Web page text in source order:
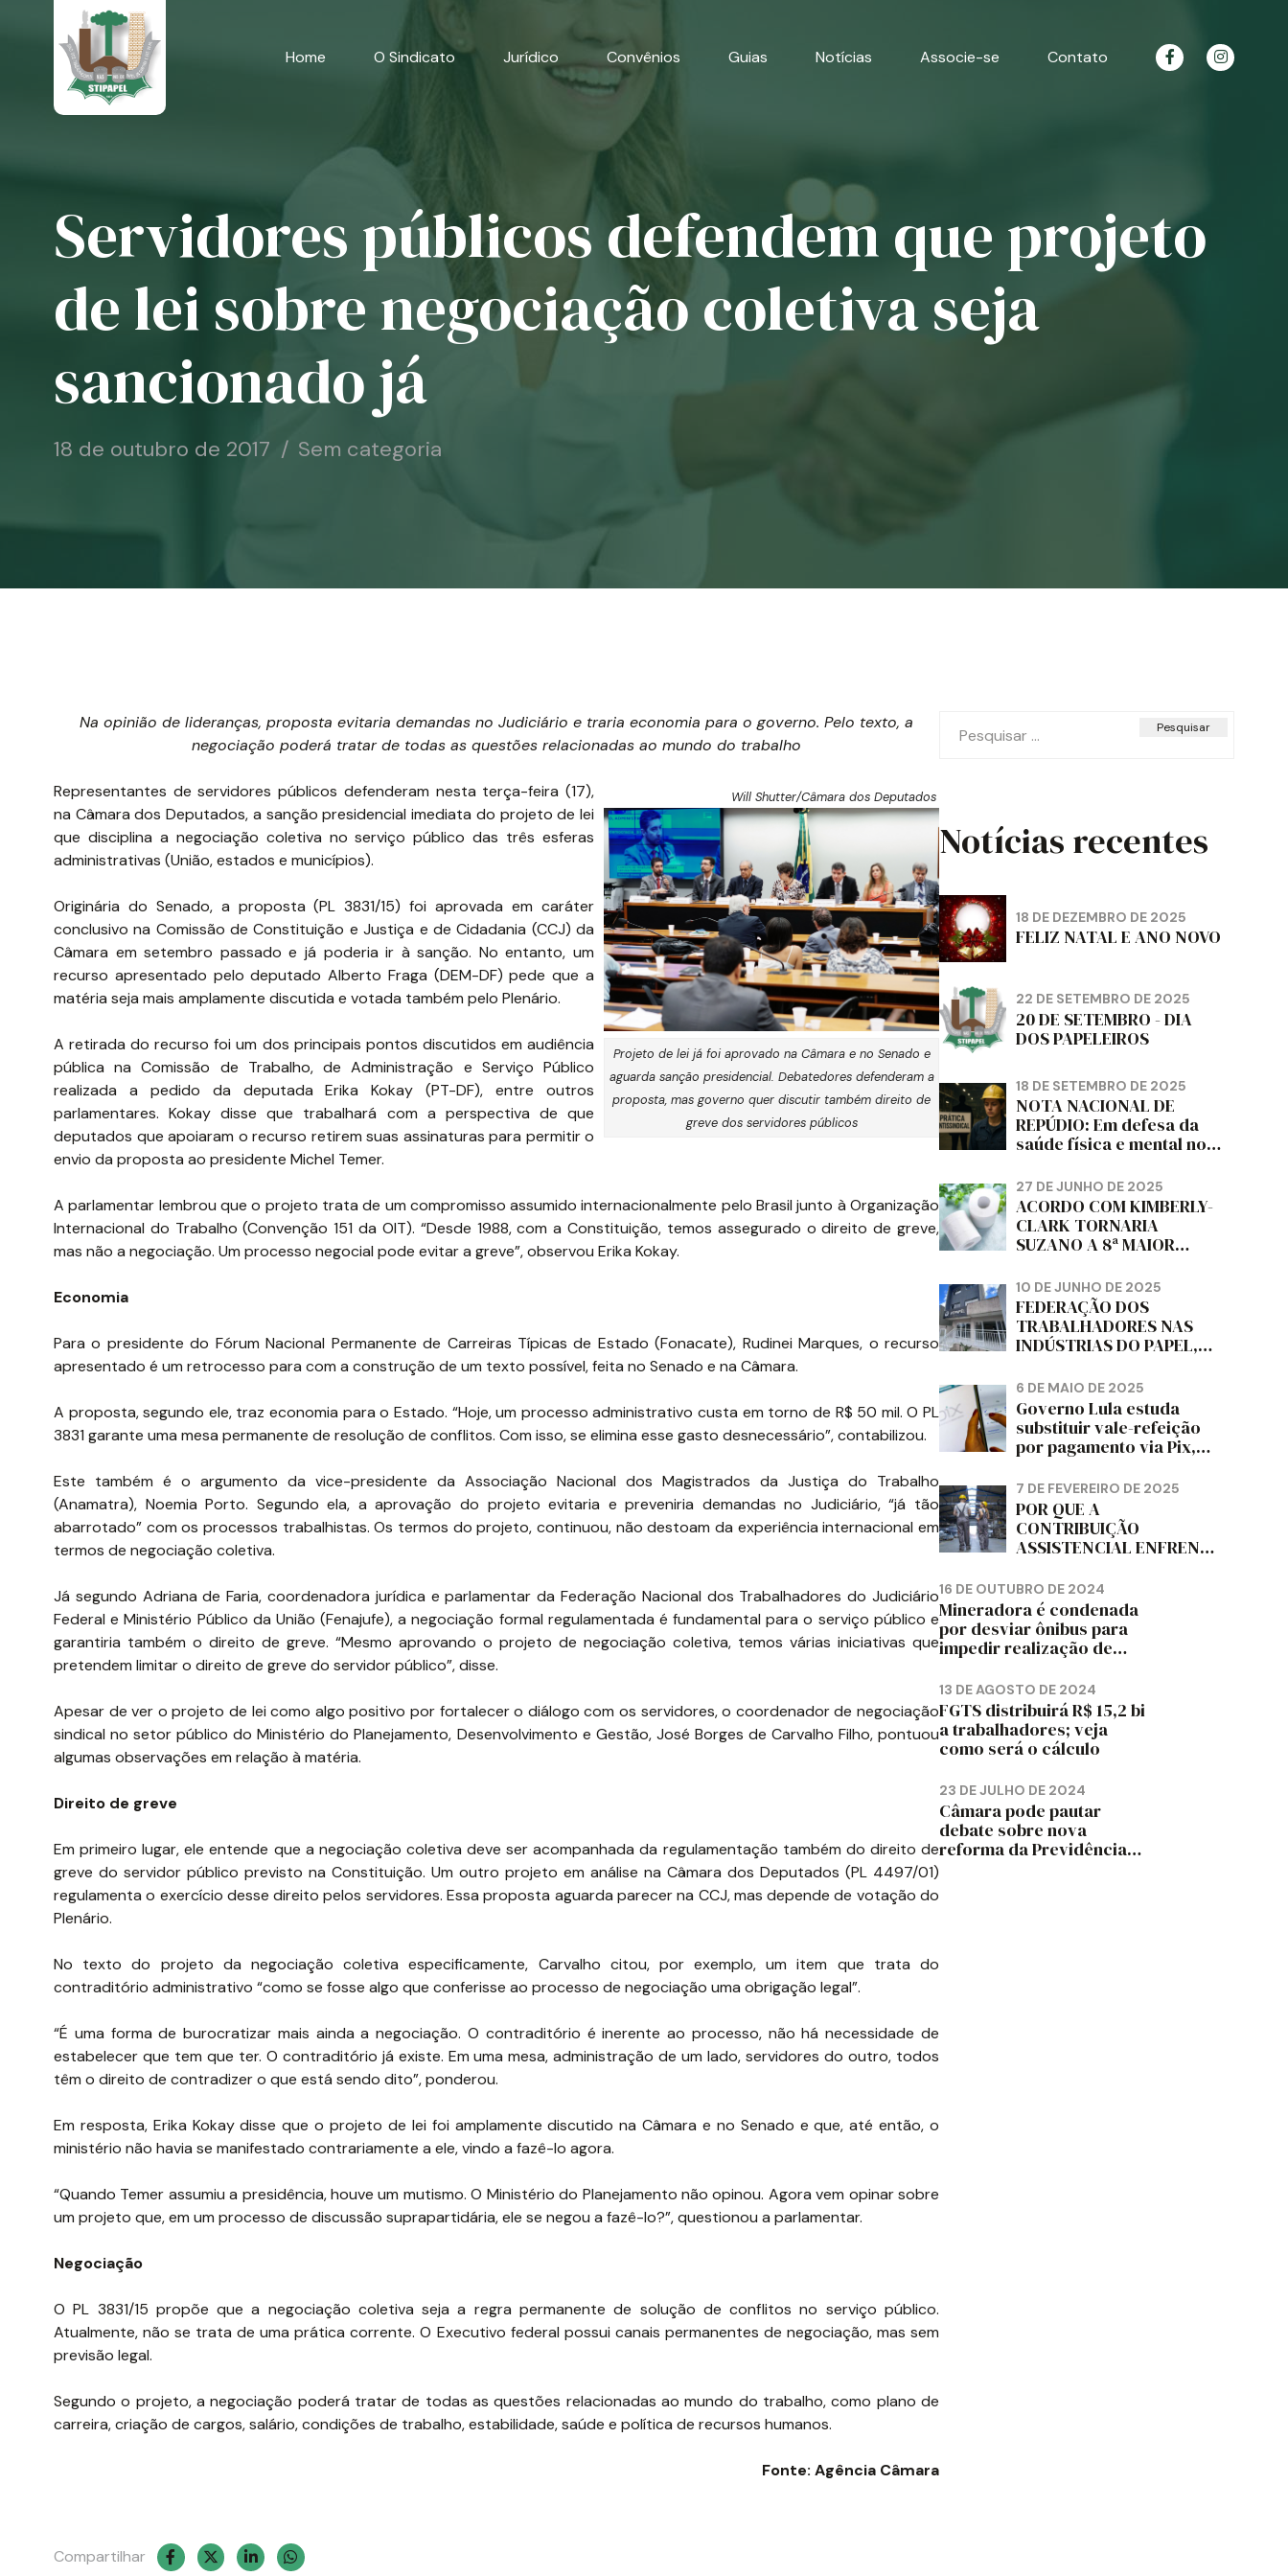
Home O Sindicato Jurídico Convênios Guias Notícias Associe-se Contato
Servidores públicos defendem que projeto
de lei sobre negociação coletiva seja
sancionado já
18 de outubro de 2017 Sem categoria
Na opinião de lideranças, proposta evitaria demandas no Judiciário e traria economia para o governo. Pelo texto, a
negociação poderá tratar de todas as questões relacionadas ao mundo do trabalho
Will Shutter/Câmara dos Deputados
Projeto de lei já foi aprovado na Câmara e no Senado e
aguarda sanção presidencial. Debatedores defenderam a
proposta, mas governo quer discutir também direito de
greve dos servidores públicos
Representantes de servidores públicos defenderam nesta terça-feira (17),
na Câmara dos Deputados, a sanção presidencial imediata do projeto de lei
que disciplina a negociação coletiva no serviço público das três esferas
administrativas (União, estados e municípios).
Originária do Senado, a proposta (PL 3831/15) foi aprovada em caráter
conclusivo na Comissão de Constituição e Justiça e de Cidadania (CCJ) da
Câmara em setembro passado e já poderia ir à sanção. No entanto, um
recurso apresentado pelo deputado Alberto Fraga (DEM-DF) pede que a
matéria seja mais amplamente discutida e votada também pelo Plenário.
A retirada do recurso foi um dos principais pontos discutidos em audiência
pública na Comissão de Trabalho, de Administração e Serviço Público
realizada a pedido da deputada Erika Kokay (PT-DF), entre outros
parlamentares. Kokay disse que trabalhará com a perspectiva de que
deputados que apoiaram o recurso retirem suas assinaturas para permitir o
envio da proposta ao presidente Michel Temer.
A parlamentar lembrou que o projeto trata de um compromisso assumido internacionalmente pelo Brasil junto à Organização
Internacional do Trabalho (Convenção 151 da OIT). “Desde 1988, com a Constituição, temos assegurado o direito de greve,
mas não a negociação. Um processo negocial pode evitar a greve”, observou Erika Kokay.
Economia
Para o presidente do Fórum Nacional Permanente de Carreiras Típicas de Estado (Fonacate), Rudinei Marques, o recurso
apresentado é um retrocesso para com a construção de um texto possível, feita no Senado e na Câmara.
A proposta, segundo ele, traz economia para o Estado. “Hoje, um processo administrativo custa em torno de R$ 50 mil. O PL
3831 garante uma mesa permanente de resolução de conflitos. Com isso, se elimina esse gasto desnecessário”, contabilizou.
Este também é o argumento da vice-presidente da Associação Nacional dos Magistrados da Justiça do Trabalho
(Anamatra), Noemia Porto. Segundo ela, a aprovação do projeto evitaria e preveniria demandas no Judiciário, “já tão
abarrotado” com os processos trabalhistas. Os termos do projeto, continuou, não destoam da experiência internacional em
termos de negociação coletiva.
Já segundo Adriana de Faria, coordenadora jurídica e parlamentar da Federação Nacional dos Trabalhadores do Judiciário
Federal e Ministério Público da União (Fenajufe), a negociação formal regulamentada é fundamental para o serviço público e
garantiria também o direito de greve. “Mesmo aprovando o projeto de negociação coletiva, temos várias iniciativas que
pretendem limitar o direito de greve do servidor público”, disse.
Apesar de ver o projeto de lei como algo positivo por fortalecer o diálogo com os servidores, o coordenador de negociação
sindical no setor público do Ministério do Planejamento, Desenvolvimento e Gestão, José Borges de Carvalho Filho, pontuou
algumas observações em relação à matéria.
Direito de greve
Em primeiro lugar, ele entende que a negociação coletiva deve ser acompanhada da regulamentação também do direito de
greve do servidor público previsto na Constituição. Um outro projeto em análise na Câmara dos Deputados (PL 4497/01)
regulamenta o exercício desse direito pelos servidores. Essa proposta aguarda parecer na CCJ, mas depende de votação do
Plenário.
No texto do projeto da negociação coletiva especificamente, Carvalho citou, por exemplo, um item que trata do
contraditório administrativo “como se fosse algo que conferisse ao processo de negociação uma obrigação legal”.
“É uma forma de burocratizar mais ainda a negociação. O contraditório é inerente ao processo, não há necessidade de
estabelecer que tem que ter. O contraditório já existe. Em uma mesa, administração de um lado, servidores do outro, todos
têm o direito de contradizer o que está sendo dito”, ponderou.
Em resposta, Erika Kokay disse que o projeto de lei foi amplamente discutido na Câmara e no Senado e que, até então, o
ministério não havia se manifestado contrariamente a ele, vindo a fazê-lo agora.
“Quando Temer assumiu a presidência, houve um mutismo. O Ministério do Planejamento não opinou. Agora vem opinar sobre
um projeto que, em um processo de discussão suprapartidária, ele se negou a fazê-lo?”, questionou a parlamentar.
Negociação
O PL 3831/15 propõe que a negociação coletiva seja a regra permanente de solução de conflitos no serviço público.
Atualmente, não se trata de uma prática corrente. O Executivo federal possui canais permanentes de negociação, mas sem
previsão legal.
Segundo o projeto, a negociação poderá tratar de todas as questões relacionadas ao mundo do trabalho, como plano de
carreira, criação de cargos, salário, condições de trabalho, estabilidade, saúde e política de recursos humanos.
Fonte: Agência Câmara
Compartilhar
por:
Notícias recentes
18 DE DEZEMBRO DE 2025
FELIZ NATAL E ANO NOVO
22 DE SETEMBRO DE 2025
20 DE SETEMBRO - DIA
DOS PAPELEIROS
18 DE SETEMBRO DE 2025
NOTA NACIONAL DE
REPÚDIO: Em defesa da
saúde física e mental no
da dignidade sindical.
27 DE JUNHO DE 2025
ACORDO COM KIMBERLY-
CLARK TORNARIA
SUZANO A 8ª MAIOR
HIGIÊNICO DO MUNDO,
DIZ FITCH
10 DE JUNHO DE 2025
FEDERAÇÃO DOS
TRABALHADORES NAS
INDÚSTRIAS DO PAPEL,
CORTIÇA E ARTEFATOS
DE PAPEL DO ESTADO DO
PARANÁ – FETRAPEL-PR
6 DE MAIO DE 2025
Governo Lula estuda
substituir vale-refeição
por pagamento via Pix,
7 DE FEVEREIRO DE 2025
POR QUE A
CONTRIBUIÇÃO
ASSISTENCIAL ENFRENTA
TRABALHADORES?
16 DE OUTUBRO DE 2024
Mineradora é condenada
por desviar ônibus para
impedir realização de
13 DE AGOSTO DE 2024
FGTS distribuirá R$ 15,2 bi
a trabalhadores; veja
como será o cálculo
23 DE JULHO DE 2024
Câmara pode pautar
debate sobre nova
reforma da Previdência